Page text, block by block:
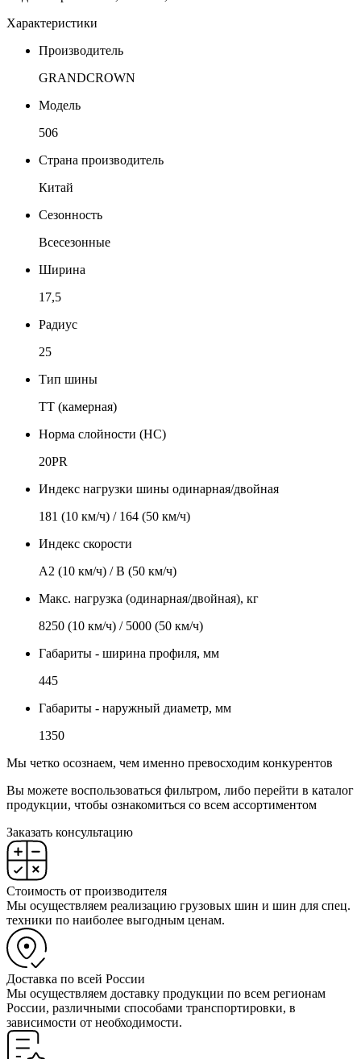
Характеристики
Производитель
GRANDCROWN
Модель
506
Страна производитель
Китай
Сезонность
Всесезонные
Ширина
17,5
Радиус
25
Тип шины
TT (камерная)
Норма слойности (НС)
20PR
Индекс нагрузки шины одинарная/двойная
181 (10 км/ч) / 164 (50 км/ч)
Индекс скорости
А2 (10 км/ч) / В (50 км/ч)
Макс. нагрузка (одинарная/двойная), кг
8250 (10 км/ч) / 5000 (50 км/ч)
Габариты - ширина профиля, мм
445
Габариты - наружный диаметр, мм
1350
Мы четко осознаем, чем именно превосходим конкурентов
Вы можете воспользоваться фильтром, либо перейти в каталог
продукции, чтобы ознакомиться со всем ассортиментом
Заказать консультацию
Стоимость от производителя
Мы осуществляем реализацию грузовых шин и шин для спец.
техники по наиболее выгодным ценам.
Доставка по всей России
Мы осуществляем доставку продукции по всем регионам
России, различными способами транспортировки, в
зависимости от необходимости.